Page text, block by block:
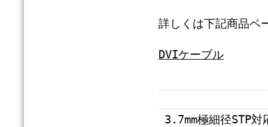
詳しくは下記商品ペ
DVIケーブル
3.7mm極細径STP